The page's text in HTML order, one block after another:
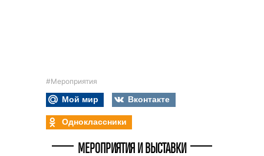
#Мероприятия
Мой мир
Вконтакте
Одноклассники
МЕРОПРИЯТИЯ И ВЫСТАВКИ